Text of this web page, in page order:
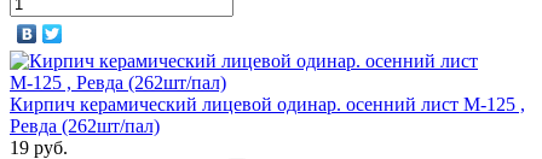
Кирпич керамический лицевой одинар. осенний лист М-125 ,
Ревда (262шт/пал)
19 руб.